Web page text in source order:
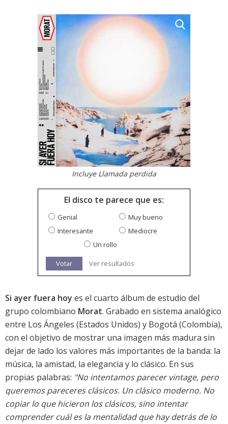
Incluye Llamada perdida
El disco te parece que es:
Genial
Muy bueno
Interesante
Mediocre
Un rollo
Votar Ver resultados
Si ayer fuera hoy es el cuarto álbum de estudio del
grupo colombiano Morat. Grabado en sistema analógico
entre Los Ángeles (Estados Unidos) y Bogotá (Colombia),
con el objetivo de mostrar una imagen más madura sin
dejar de lado los valores más importantes de la banda: la
música, la amistad, la elegancia y lo clásico. En sus
propias palabras: "No intentamos parecer vintage, pero
queremos pareceres clásicos. Un clásico moderno. No
copiar lo que hicieron los clásicos, sino intentar
comprender cuál es la mentalidad que hay detrás de lo